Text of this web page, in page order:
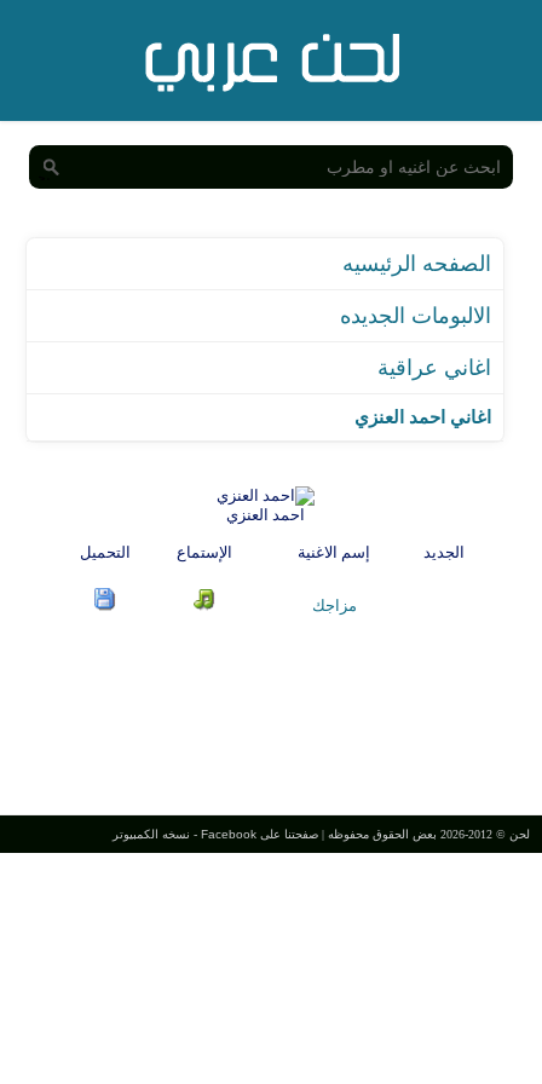
الالبومات الجديده
اغاني عراقية
اغاني احمد العنزي
احمد العنزي
الجديد إسم الاغنية الإستماع التحميل
مزاجك
لحن © 2012-2026 بعض الحقوق محفوظه | صفحتنا على Facebook - نسخه الكمبيوتر